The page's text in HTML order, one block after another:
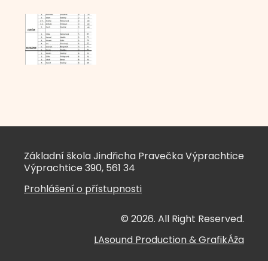
Základní škola Jindřicha Pravečka Výprachtice
Výprachtice 390, 561 34
Prohlášení o přístupnosti
© 2026. All Right Reserved.
LAsound Production&GrafikÁža